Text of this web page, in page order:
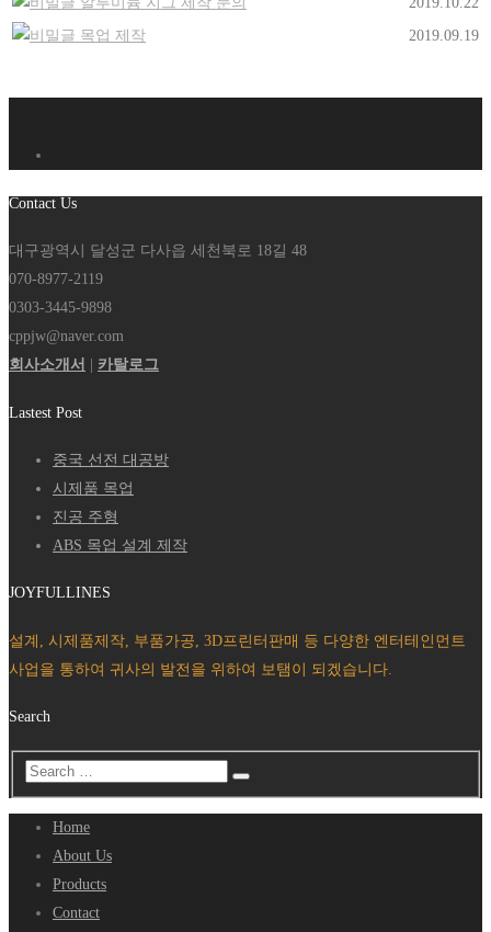
목업 제작
2019.09.19
Contact Us
대구광역시 달성군 다사읍 세천북로 18길 48
070-8977-2119
0303-3445-9898
cppjw@naver.com
회사소개서
카탈로그
Lastest Post
중국 선전 대공방
시제품 목업
진공 주형
ABS 목업 설계 제작
JOYFULLINES
설계, 시제품제작, 부품가공, 3D프린터판매 등 다양한 엔터테인먼트
사업을 통하여 귀사의 발전을 위하여 보탬이 되겠습니다.
Search
Home
About Us
Products
Contact